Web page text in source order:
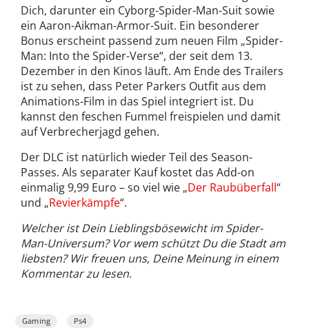
Dich, darunter ein Cyborg-Spider-Man-Suit sowie
ein Aaron-Aikman-Armor-Suit. Ein besonderer
Bonus erscheint passend zum neuen Film „Spider-
Man: Into the Spider-Verse“, der seit dem 13.
Dezember in den Kinos läuft. Am Ende des Trailers
ist zu sehen, dass Peter Parkers Outfit aus dem
Animations-Film in das Spiel integriert ist. Du
kannst den feschen Fummel freispielen und damit
auf Verbrecherjagd gehen.
Der DLC ist natürlich wieder Teil des Season-
Passes. Als separater Kauf kostet das Add-on
einmalig 9,99 Euro – so viel wie „Der Raubüberfall“
und „Revierkämpfe“.
Welcher ist Dein Lieblingsbösewicht im Spider-
Man-Universum? Vor wem schützt Du die Stadt am
liebsten? Wir freuen uns, Deine Meinung in einem
Kommentar zu lesen.
Gaming Ps4